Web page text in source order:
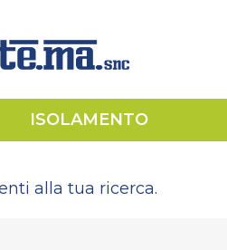
ISOLAMENTO
alla tua ricerca.